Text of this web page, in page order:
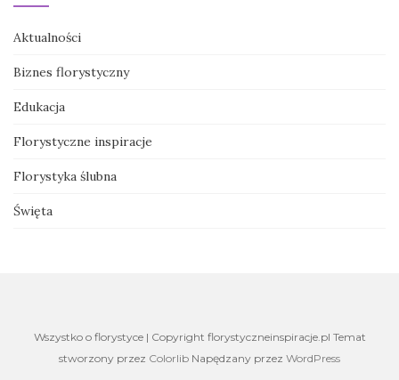
Aktualności
Biznes florystyczny
Edukacja
Florystyczne inspiracje
Florystyka ślubna
Święta
Wszystko o florystyce | Copyright florystyczneinspiracje.pl Temat
stworzony przez Colorlib Napędzany przez WordPress